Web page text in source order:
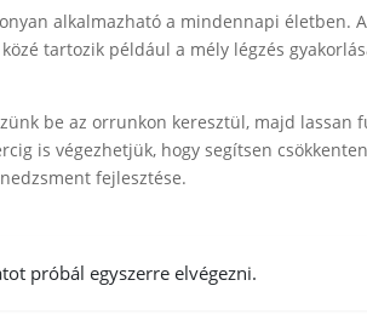
alkalmazható a mindennapi életben.
tartozik például a mély légzés
be az orrunkon keresztül, majd lassan
is végezhetjük, hogy segítsen
fejlesztése.
próbál egyszerre elvégezni.